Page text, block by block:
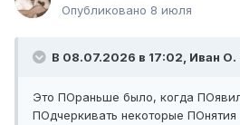
Опубликовано 8 июля
В 08.07.2026 в 17:02, Иван О.
Это ПОраньше было, когда
ПОдчеркивать некоторые